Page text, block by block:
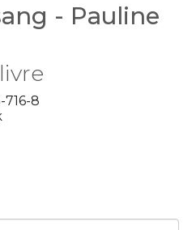
- Pauline
8